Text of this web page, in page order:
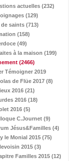
actuelles (232)
(129)
de saints (713)
(158)
(49)
à la maison (199)
(2466)
Témoigner 2019
de Flüe 2017 (8)
2016 (21)
2016 (18)
2016 (5)
C.Journet (9)
Jésus&Familles (4)
le Monial 2015 (75)
2015 (3)
Familles 2015 (12)